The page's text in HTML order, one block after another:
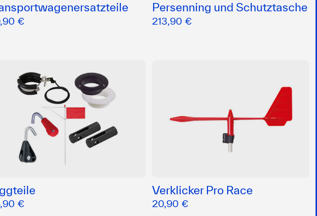
€
Persenning und Schutztasche
213,90 €
€
Verklicker Pro Race
20,90 €